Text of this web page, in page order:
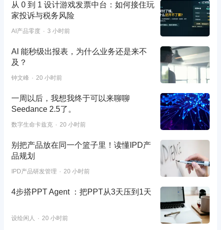
从 0 到 1 设计游戏发票中台：如何接住玩
家投诉与税务风险
AI产品零度 3 小时前
AI 能秒级出报表，为什么业务还是来不
及？
钟文峰 20 小时前
一周以后，我想我终于可以来聊聊
Seedance 2.5了。
数字生命卡兹克 20 小时前
别把产品放在同一个篮子里！读懂IPD产
品规划
IPD产品研发管理 20 小时前
4步搭PPT Agent ：把PPT从3天压到1天
设绘闲人 20 小时前